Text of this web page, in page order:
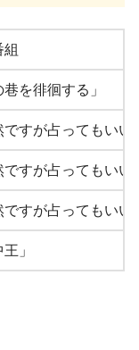
を徘徊する」
すが占ってもいい
すが占ってもいい
すが占ってもいい
」